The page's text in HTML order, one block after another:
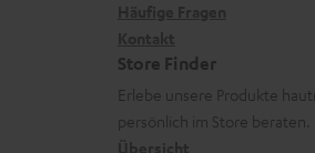
d
e
n
u
r
k
o
d
a
Store Finder
Erlebe unsere Produkte
persönlich im Store beraten.